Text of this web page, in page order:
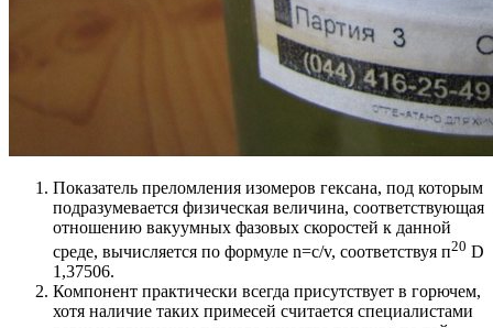
Показатель преломления изомеров гексана, под которым
подразумевается физическая величина, соответствующая
отношению вакуумных фазовых скоростей к данной
среде, вычисляется по формуле n=c/v, соответствуя п20 D
1,37506.
Компонент практически всегда присутствует в горючем,
хотя наличие таких примесей считается специалистами